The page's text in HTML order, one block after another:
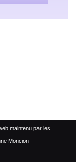
maintenu par les
Moncion